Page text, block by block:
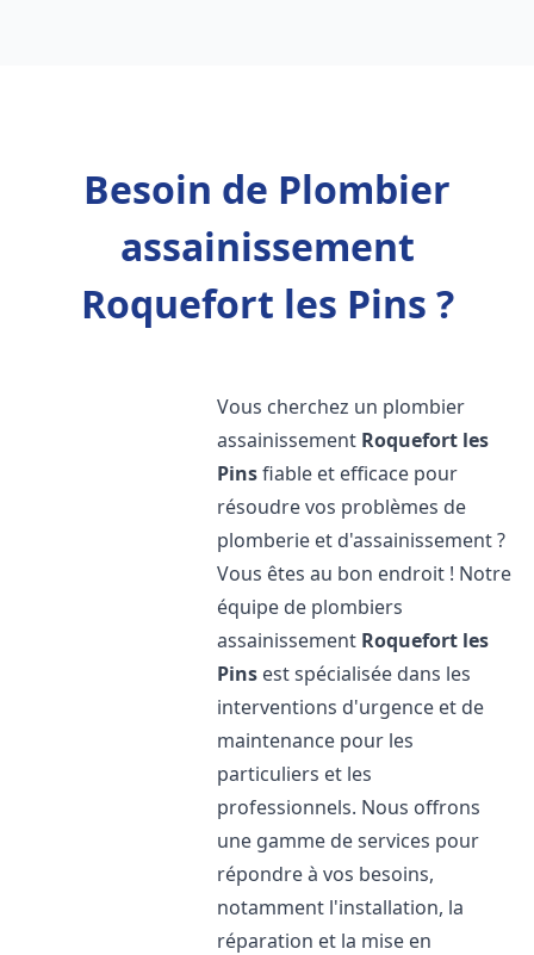
Besoin de Plombier
assainissement
Roquefort les Pins ?
Vous cherchez un plombier
assainissement Roquefort les
Pinsfiable et efficace pour
résoudre vos problèmes de
plomberie et d'assainissement ?
Vous êtes au bon endroit ! Notre
équipe de plombiers
assainissement Roquefort les
Pins est spécialisée dans les
interventions d'urgence et de
maintenance pour les
particuliers et les
professionnels. Nous offrons
une gamme de services pour
répondre à vos besoins,
notamment l'installation, la
réparation et la mise en